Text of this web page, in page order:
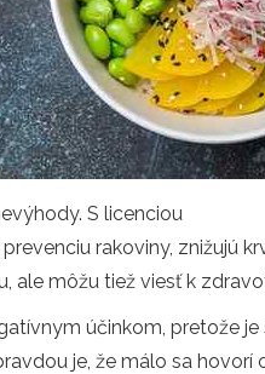
S licenciou
rakoviny, znižujú
ale môžu tiež viesť k
účinkom, pretože
je, že málo sa hovorí